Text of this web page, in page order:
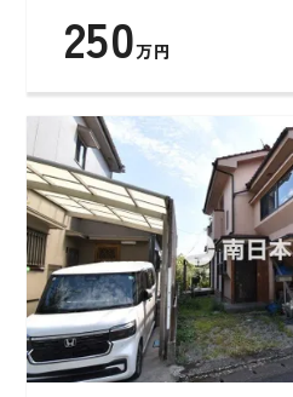
250万円